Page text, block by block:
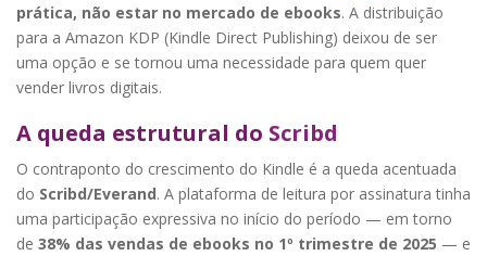
prática, não estar no mercado de ebooks. A distribuição
para a Amazon KDP (Kindle Direct Publishing) deixou de ser
uma opção e se tornou uma necessidade para quem quer
vender livros digitais.
A queda estrutural do Scribd
O contraponto do crescimento do Kindle é a queda acentuada
do Scribd/Everand. A plataforma de leitura por assinatura tinha
uma participação expressiva no início do período — em torno
de 38% das vendas de ebooks no 1º trimestre de 2025 — e